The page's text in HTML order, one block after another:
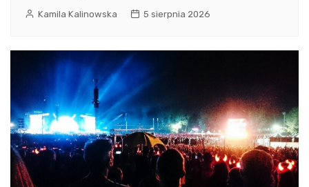
Kamila Kalinowska 5 sierpnia 2026